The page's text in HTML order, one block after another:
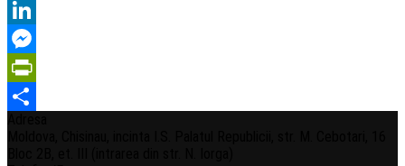
Twitter
LinkedIn
Messenger
PrintFriendly